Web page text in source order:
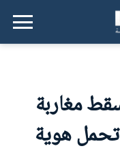
القائمة الرئيسية
مغاربة
هوية